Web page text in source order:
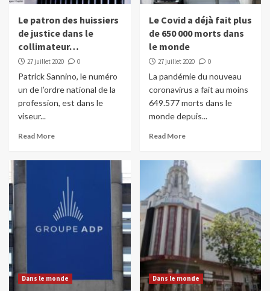
Le patron des huissiers
de justice dans le
collimateur…
27 juillet 2020 0
Patrick Sannino, le numéro
un de l’ordre national de la
profession, est dans le
viseur...
Read More
Le Covid a déjà fait plus
de 650 000 morts dans
le monde
27 juillet 2020 0
La pandémie du nouveau
coronavirus a fait au moins
649.577 morts dans le
monde depuis...
Read More
Dans le monde Dans le monde